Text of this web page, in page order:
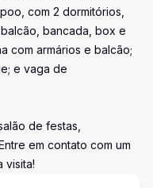
com 2 dormitórios,
bancada, box e
com armários e balcão;
e vaga de
de festas,
em contato com um
visita!